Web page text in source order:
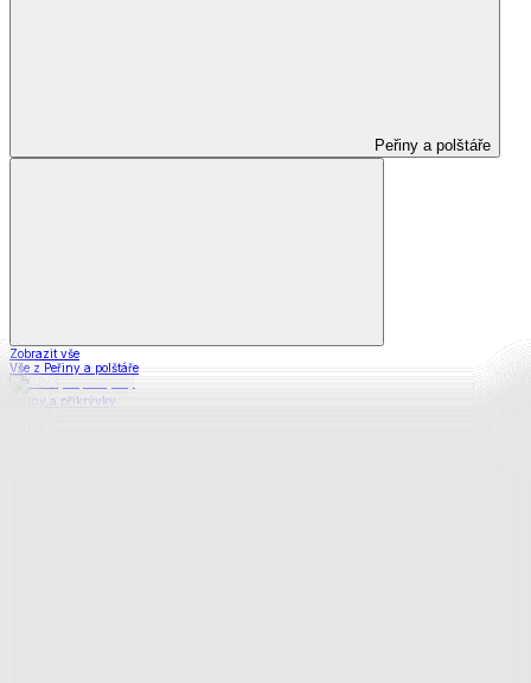
Peřiny a polštáře
Zobrazit vše
Vše z Peřiny a polštáře
Peřiny a přikrývky